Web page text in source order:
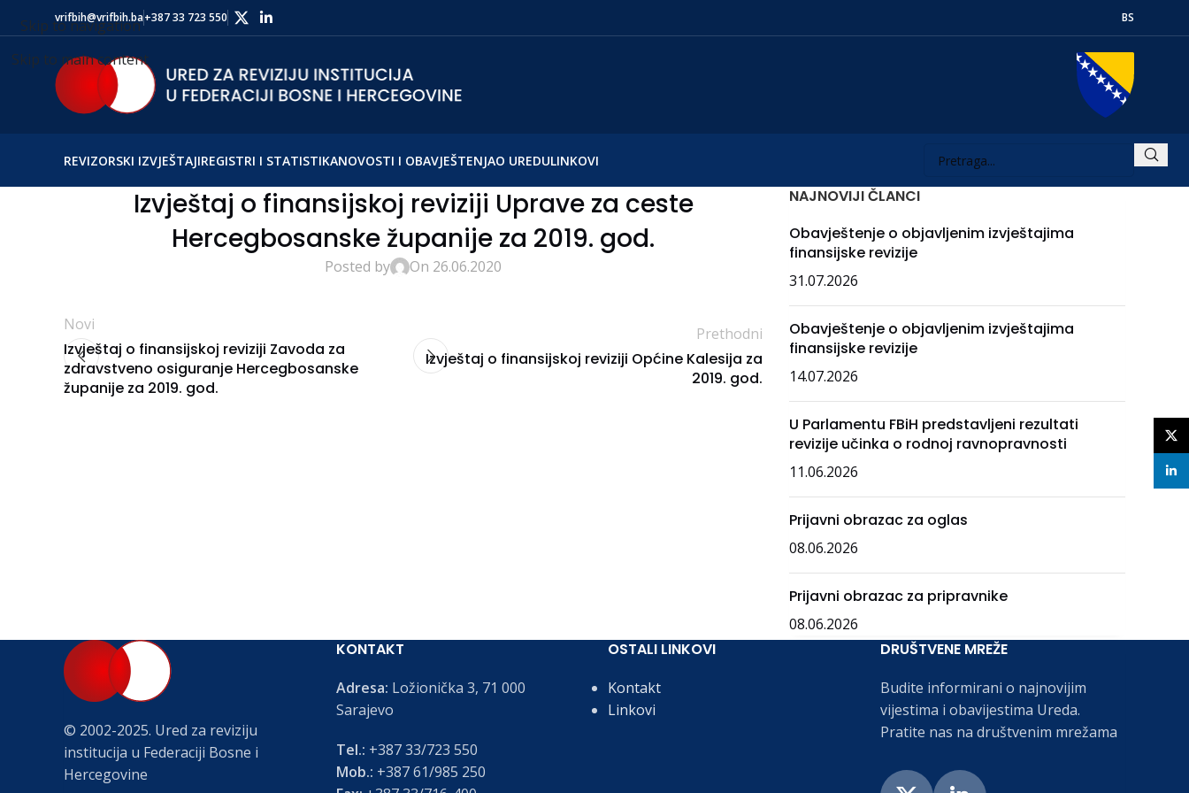
Skip to navigation
Skip to main content
vrifbih@vrifbih.ba+387 33 723 550 BS
REVIZORSKI IZVJEŠTAJIREGISTRI I STATISTIKANOVOSTI I OBAVJEŠTENJAO UREDULINKOVI
Izvještaj o finansijskoj reviziji Uprave za ceste
Hercegbosanske županije za 2019. god.
Posted by On 26.06.2020
Novi
Izvještaj o finansijskoj reviziji Zavoda za
zdravstveno osiguranje Hercegbosanske
županije za 2019. god.
Prethodni
Izvještaj o finansijskoj reviziji Općine Kalesija za
2019. god.
NAJNOVIJI ČLANCI
Obavještenje o objavljenim izvještajima
finansijske revizije
31.07.2026
Obavještenje o objavljenim izvještajima
finansijske revizije
14.07.2026
U Parlamentu FBiH predstavljeni rezultati
revizije učinka o rodnoj ravnopravnosti
11.06.2026
Prijavni obrazac za oglas
08.06.2026
Prijavni obrazac za pripravnike
08.06.2026
© 2002-2025. Ured za reviziju
institucija u Federaciji Bosne i
Hercegovine
KONTAKT
Adresa: Ložionička 3, 71 000
Sarajevo
Tel.: +387 33/723 550
Mob.: +387 61/985 250
OSTALI LINKOVI
Kontakt
Linkovi
DRUŠTVENE MREŽE
Budite informirani o najnovijim
vijestima i obavijestima Ureda.
Pratite nas na društvenim mrežama